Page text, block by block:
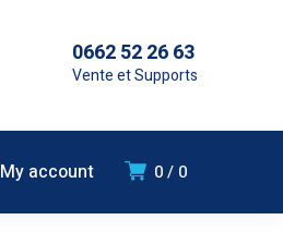
0662 52 26 63
Vente et Supports
0 0
My account